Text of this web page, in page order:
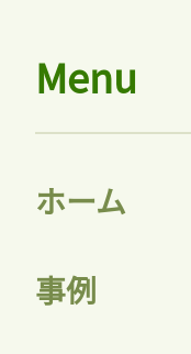
Menu
ホーム
事例